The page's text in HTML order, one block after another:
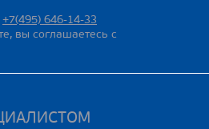
+7(495) 646-14-33
вы соглашаетесь с